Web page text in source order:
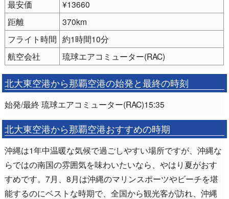
最安価
¥13660
距離
370km
フライト時間 約1時間10分
航空会社
琉球エアコミューター(RAC)
北大東空港から那覇空港の始発と最終の時刻
始発/最終 琉球エアコミューター(RAC)15:35
北大東空港から那覇空港おすすめの時期
沖縄は1年中温暖な気候で過ごしやすい場所ですが、沖縄な
らではの南国の雰囲気を味わいたいなら、やはり夏がおす
すめです。7月、8月は沖縄のマリンスポーツやビーチを堪
能するのにベストな時期で、全国から観光客が訪れ、沖縄